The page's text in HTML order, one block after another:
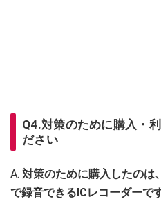
Q4.対策のために購入・
ださい
A. 対策のために購入したのは
で録音できるICレコーダーです